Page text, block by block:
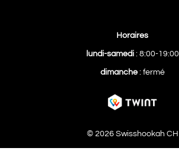
Horaires
lundi-samedi: 8:00-19:00
dimanche: fermé
© 2026 Swisshookah CH